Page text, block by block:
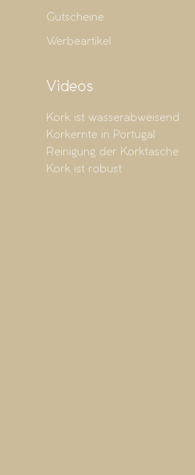
Gutscheine
Werbeartikel
Videos
Kork ist wasserabweisend
Korkernte in Portugal
Reinigung der Korktasche
Kork ist robust